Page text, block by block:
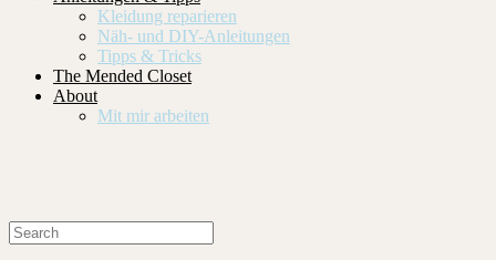
Kleidung reparieren
Näh- und DIY-Anleitungen
Tipps & Tricks
The Mended Closet
About
Mit mir arbeiten